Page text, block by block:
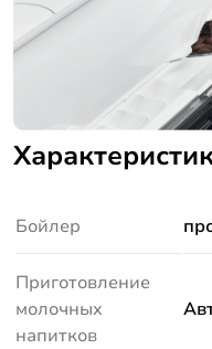
Бойлер
Приготовление
молочных
напитков